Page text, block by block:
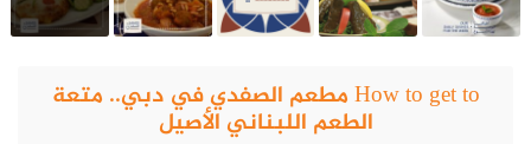
How to get to مطعم الصفدي في دبي.. متعة
الطعم اللبناني الأصيل